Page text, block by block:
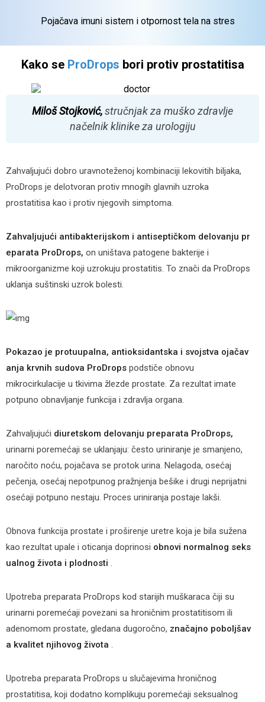
Pojačava imuni sistem i otpornost tela na stres
Kako se ProDrops bori protiv prostatitisa
Miloš Stojković,stručnjak za muško zdravlje
načelnik klinike za urologiju
Zahvaljujući dobro uravnoteženoj kombinaciji lekovitih biljaka,
ProDrops je delotvoran protiv mnogih glavnih uzroka
prostatitisa kao i protiv njegovih simptoma.
Zahvaljujući antibakterijskom i antiseptičkom delovanju pr
eparata ProDrops, on uništava patogene bakterije i
mikroorganizme koji uzrokuju prostatitis. To znači da ProDrops
uklanja suštinski uzrok bolesti.
Pokazao je protuupalna, antioksidantska i svojstva ojačav
anja krvnih sudova ProDrops podstiče obnovu
mikrocirkulacije u tkivima žlezde prostate. Za rezultat imate
potpuno obnavljanje funkcija i zdravlja organa.
Zahvaljujući diuretskom delovanju preparata ProDrops,
urinarni poremećaji se uklanjaju: često uriniranje je smanjeno,
naročito noću, pojačava se protok urina. Nelagoda, osećaj
pečenja, osećaj nepotpunog pražnjenja bešike i drugi neprijatni
osećaji potpuno nestaju. Proces uriniranja postaje lakši.
Obnova funkcija prostate i proširenje uretre koja je bila sužena
kao rezultat upale i oticanja doprinosi obnovi normalnog seks
ualnog života i plodnosti .
Upotreba preparata ProDrops kod starijih muškaraca čiji su
urinarni poremećaji povezani sa hroničnim prostatitisom ili
adenomom prostate, gledana dugoročno, značajno poboljšav
a kvalitet njihovog života .
Upotreba preparata ProDrops u slučajevima hroničnog
prostatitisa, koji dodatno komplikuju poremećaji seksualnog